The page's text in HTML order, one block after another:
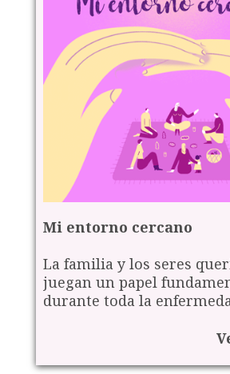
Mi entorno cercano
La familia y los seres
juegan un papel
durante toda la